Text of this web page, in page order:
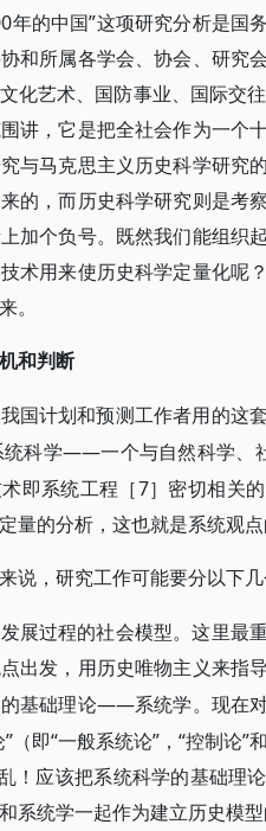
年的中国”这项研究分析是
和所属各学会、协会、研究
化艺术、国防事业、国际交
讲，它是把全社会作为一个
与马克思主义历史科学研究
的，而历史科学研究则是考
加个负号。既然我们能组织
术用来使历史科学定量化呢
。
和判断
国计划和预测工作者用的这
统科学——一个与自然科学、
即系统工程［7］密切相关
量的分析，这也就是系统观点
说，研究工作可能要分以下几
展过程的社会模型。这里最
出发，用历史唯物主义来指
基础理论——系统学。现在对
（即“一般系统论”，“控制论”
！应该把系统科学的基础理
系统学一起作为建立历史模型